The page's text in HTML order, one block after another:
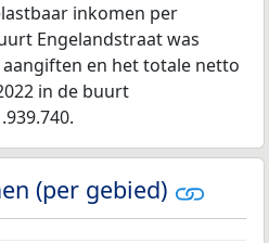
inkomen per
Engelandstraat was
aangiften en het totale netto
in de buurt
(per gebied)